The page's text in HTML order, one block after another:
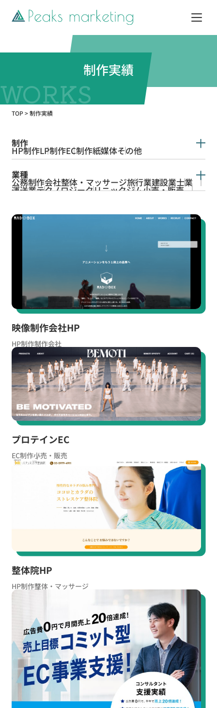
制作実績
お知らせ
Web活用ガイド
お役立ち資料
無料お見積もり
制作実績
TOP>制作実績
制作
HP制作LP制作EC制作紙媒体その他
業種
公務制作会社整体・マッサージ旅行業建設業士業
運送業テクノロジークリニックジム小売・販売
映像制作会社HP
HP制作制作会社
プロテインEC
EC制作小売・販売
整体院HP
HP制作整体・マッサージ